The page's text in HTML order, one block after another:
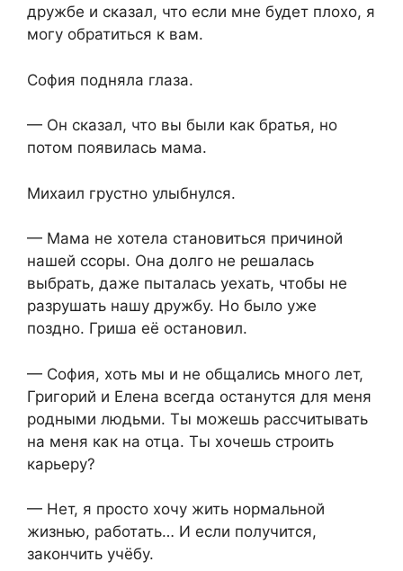
дружбе и сказал, что если мне будет плохо, я
могу обратиться к вам.
София подняла глаза.
— Он сказал, что вы были как братья, но
потом появилась мама.
Михаил грустно улыбнулся.
— Мама не хотела становиться причиной
нашей ссоры. Она долго не решалась
выбрать, даже пыталась уехать, чтобы не
разрушать нашу дружбу. Но было уже
поздно. Гриша её остановил.
— София, хоть мы и не общались много лет,
Григорий и Елена всегда останутся для меня
родными людьми. Ты можешь рассчитывать
на меня как на отца. Ты хочешь строить
карьеру?
— Нет, я просто хочу жить нормальной
жизнью, работать… И если получится,
закончить учёбу.